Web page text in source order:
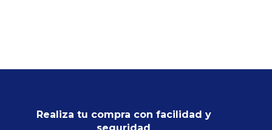
Realiza tu compra con facilidad y